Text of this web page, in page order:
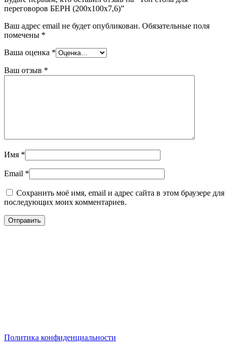
переговоров БЕРН (200x100x7,6)”
Ваш адрес email не будет опубликован. Обязательные поля
помечены *
Ваша оценка *
Ваш отзыв *
Имя *
Email *
Сохранить моё имя, email и адрес сайта в этом браузере для
последующих моих комментариев.
Политика конфиденциальности